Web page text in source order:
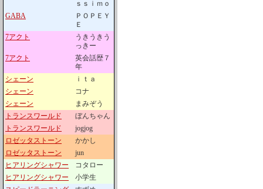
ｓｓｉｍｏ
GABA
ＰＯＰＥＹ
Ｅ
7アクト
うきうきう
っきー
7アクト
英会話歴７
年
シェーン
ｉｔａ
シェーン
コナ
シェーン
まみぞう
トランスワールド
ぼんちゃん
トランスワールド
jogjog
ロゼッタストーン
かかし
ロゼッタストーン
jun
ヒアリングシャワー
コタロー
ヒアリングシャワー
小学生